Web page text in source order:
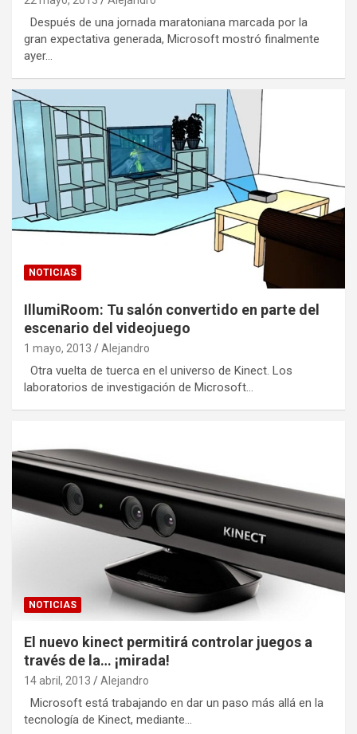
Después de una jornada maratoniana marcada por la
gran expectativa generada, Microsoft mostró finalmente
ayer…
NOTICIAS
IllumiRoom: Tu salón convertido en parte del
escenario del videojuego
1 mayo, 2013 Alejandro
Otra vuelta de tuerca en el universo de Kinect. Los
laboratorios de investigación de Microsoft…
NOTICIAS
El nuevo kinect permitirá controlar juegos a
través de la… ¡mirada!
14 abril, 2013 Alejandro
Microsoft está trabajando en dar un paso más allá en la
tecnología de Kinect, mediante…